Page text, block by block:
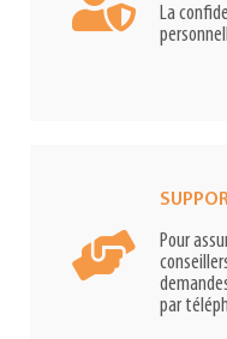
La
Pour
par